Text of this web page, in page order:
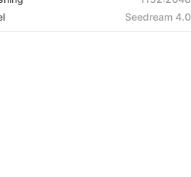
Seedream 4.0